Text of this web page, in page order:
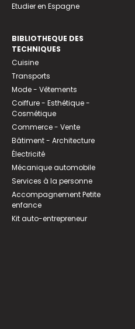
Etudier en Espagne
BIBLIOTHEQUE DES
TECHNIQUES
Cuisine
Transports
Mode - Vêtements
Coiffure - Esthétique -
Cosmétique
Commerce - Vente
Bâtiment - Architecture
Électricité
Mécanique automobile
Services à la personne
Accompagnement Petite
enfance
Kit auto-entrepreneur